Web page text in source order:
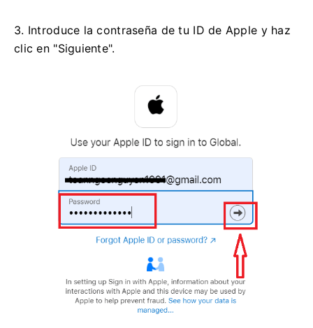
3. Introduce la contraseña de tu ID de Apple y haz
clic en "Siguiente".